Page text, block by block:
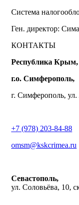
Система
Ген. директор:
КОНТАКТЫ
Республика Крым,
г.о. Симферополь,
г. Симферополь,
+7 (978) 203-84-88
omsm@kskcrimea.ru
Севастополь,
ул. Соловьёва, 10,